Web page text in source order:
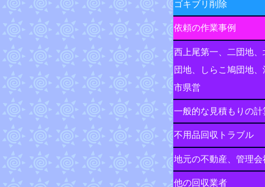
ゴキブリ削除
依頼の作業事例
西上尾第一、二団地、
団地、しらこ鳩団地、
市県営
一般的な見積もりの計
不用品回収トラブル
地元の不動産、管理会
他の回収業者